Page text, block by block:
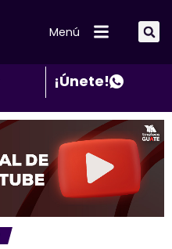
Menú
¡Únete!